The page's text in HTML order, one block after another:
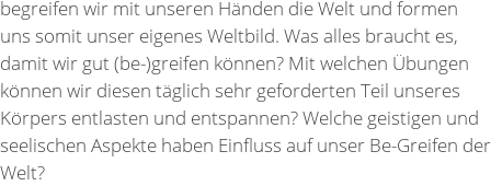
begreifen wir mit unseren Händen die Welt und formen
uns somit unser eigenes Weltbild. Was alles braucht es,
damit wir gut (be-)greifen können? Mit welchen Übungen
können wir diesen täglich sehr geforderten Teil unseres
Körpers entlasten und entspannen? Welche geistigen und
seelischen Aspekte haben Einfluss auf unser Be-Greifen der
Welt?